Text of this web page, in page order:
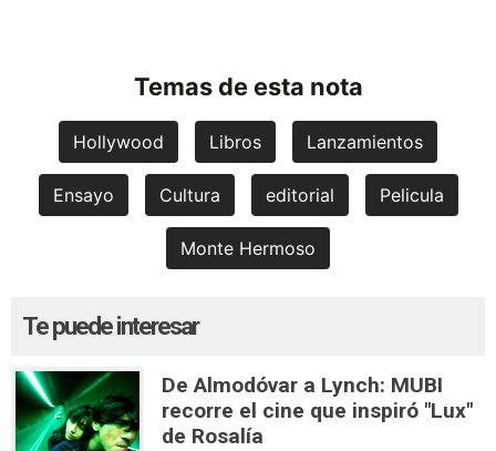
Temas de esta nota
Hollywood Libros Lanzamientos
Ensayo Cultura editorial Pelicula
Monte Hermoso
Te puede interesar
De Almodóvar a Lynch: MUBI
recorre el cine que inspiró "Lux"
de Rosalía